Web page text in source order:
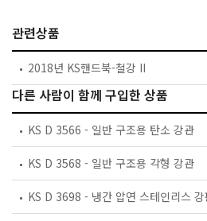
관련상품
2018년 KS핸드북-철강 II
다른 사람이 함께 구입한 상품
KS D 3566 - 일반 구조용 탄소 강관
KS D 3568 - 일반 구조용 각형 강관
KS D 3698 - 냉간 압연 스테인리스